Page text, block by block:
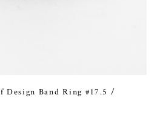
Band Ring #17.5 /